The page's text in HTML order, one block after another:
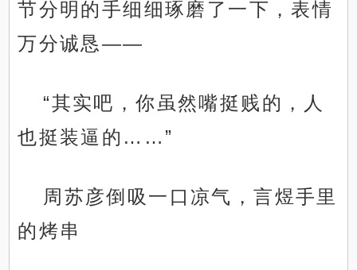
节分明的手细细琢磨了一下，表情
万分诚恳——
“其实吧，你虽然嘴挺贱的，人
也挺装逼的……”
周苏彦倒吸一口凉气，言煜手里
的烤串